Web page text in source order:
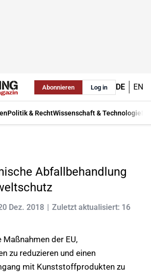
Abonnieren Log in DE EN
Politik & RechtWissenschaft & Technologie
Abfallbehandlung
Dez. 2018
Zuletzt aktualisiert: 16
der EU,
zu reduzieren und einen
mit Kunststoffprodukten zu